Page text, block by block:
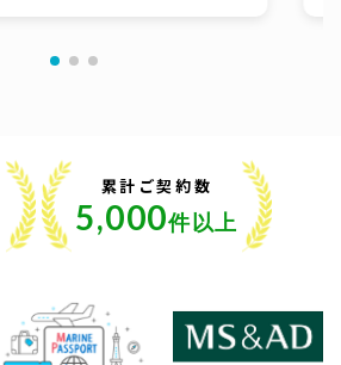
累計ご契約数
5,000件以上